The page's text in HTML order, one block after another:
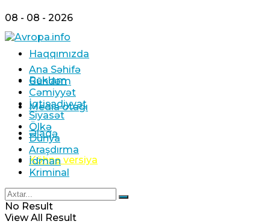
08 - 08 - 2026
Haqqımızda
Reklam
Media otağı
Əlaqə
Köhnə versiya
Ana Səhifə
Gündəm
Cəmiyyət
İqtisadiyyat
Siyasət
Ölkə
Dünya
Araşdırma
İdman
Kriminal
No Result
View All Result